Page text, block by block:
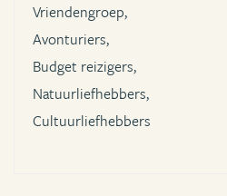
Vriendengroep,
Avonturiers,
Budget reizigers,
Natuurliefhebbers,
Cultuurliefhebbers